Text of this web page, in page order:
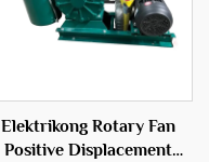
Elektrikong Rotary Fan
Positive Displacement